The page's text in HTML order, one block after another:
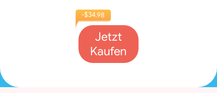
Jetzt
Kaufen
-$34.98